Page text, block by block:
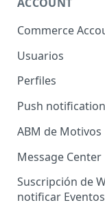
Commerce
Cuentas de
Sales Channel
Usuarios
Usuarios
Usuarios
Llaves de
Perfiles
Push
ABM de Motivos
Message Center
Templates
Configuración
Suscripción de
notificar Eventos